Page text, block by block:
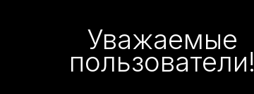
Уважаемые
пользователи!